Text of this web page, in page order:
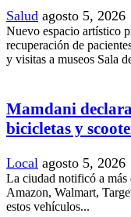
Salud agosto 5, 2026
Nuevo espacio artístico
recuperación de
y visitas a museos Sala
Mamdani
bicicletas y
Local agosto 5, 2026
La ciudad notificó a más
Amazon, Walmart,
estos vehículos...